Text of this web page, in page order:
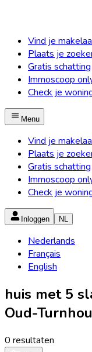
Vind je
Plaats je
Gratis schatting
Immoscoop
Check je
Menu
Vind je
Plaats je
Gratis schatting
Immoscoop
Check je
Inloggen NL
Nederlands
Français
English
huis met 5
Oud-
0 resultaten